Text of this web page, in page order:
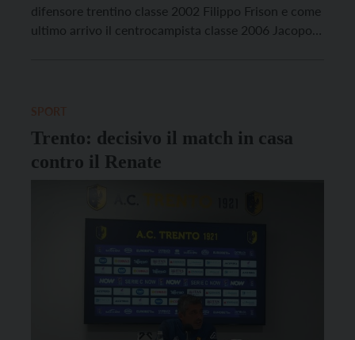
difensore trentino classe 2002 Filippo Frison e come
ultimo arrivo il centrocampista classe 2006 Jacopo
Trento: decisivo il match in casa
contro il Renate